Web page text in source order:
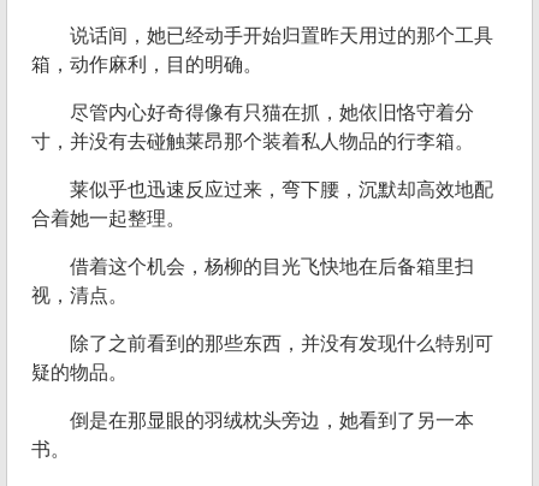
说话间，她已经动手开始归置昨天用过的那个工具
箱，动作麻利，目的明确。
尽管内心好奇得像有只猫在抓，她依旧恪守着分
寸，并没有去碰触莱昂那个装着私人物品的行李箱。
莱似乎也迅速反应过来，弯下腰，沉默却高效地配
合着她一起整理。
借着这个机会，杨柳的目光飞快地在后备箱里扫
视，清点。
除了之前看到的那些东西，并没有发现什么特别可
疑的物品。
倒是在那显眼的羽绒枕头旁边，她看到了另一本
书。